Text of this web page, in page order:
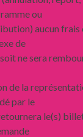
ou
aucun frais
de
ne sera
de la
par le
le(s)